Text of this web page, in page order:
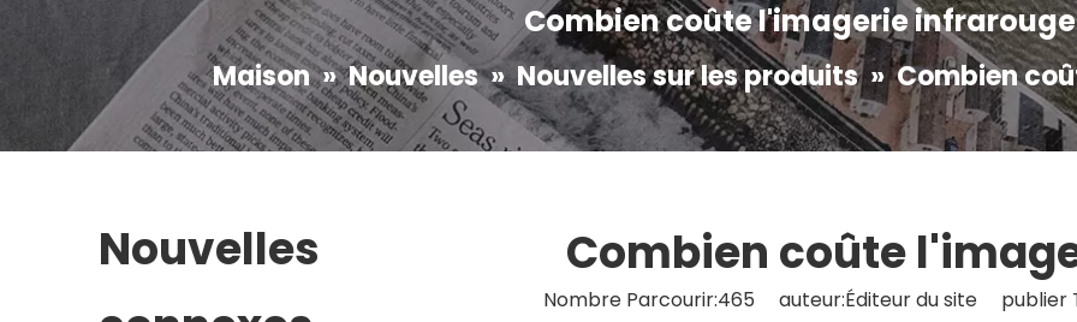
Combien coûte l'imagerie
Maison »Nouvelles »Nouvelles sur les produits »Combien
Nouvelles
Combien coûte
Nombre Parcourir:465 auteur:Éditeur du site publier